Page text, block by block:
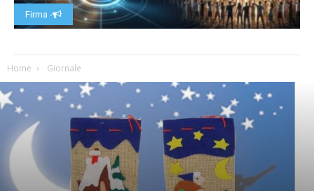
Firma -
Home Giornale